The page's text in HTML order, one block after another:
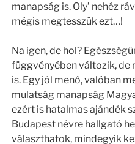
manapság is. Oly’ nehéz
mégis megtesszük ezt…!
Na igen, de hol?
függvényében változik, de
is. Egy jól menő, valóban
mulatság manapság
ezért is hatalmas ajándék
Budapest névre hallgató
választhatok, mindegyik